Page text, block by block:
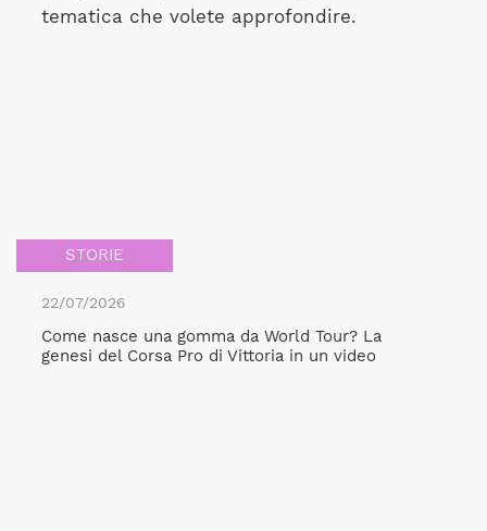
tematica che volete approfondire.
STORIE
22/07/2026
Come nasce una gomma da World Tour? La
genesi del Corsa Pro di Vittoria in un video